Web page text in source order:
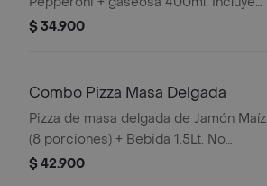
Salsa de Ajo, Sazonador Pimienta
$ 34.900
Combo Pizza Masa Delgada
Pizza de masa delgada de Jamón Maíz
(8 porciones) + Bebida 1.5Lt. No
incluye salsa de ajo, llevala por $2.900
$ 42.900